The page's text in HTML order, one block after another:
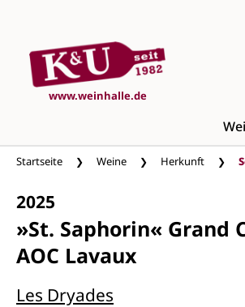
www.weinhalle.de
Startseite Weine Herkunft
2025
»St. Saphorin« Grand
AOC Lavaux
Les Dryades